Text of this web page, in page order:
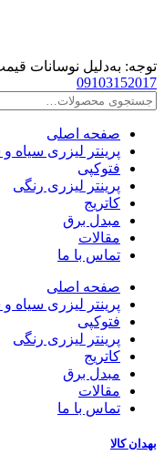
محتوا
توجه: به‌دلیل نوسانات
09103152017
جستجو
صفحه اصلی
پرینتر لیزری سیاه
فتوکپی
پرینتر لیزری رنگی
کاتریج
مبدل برق
مقالات
تماس با ما
صفحه اصلی
پرینتر لیزری سیاه
فتوکپی
پرینتر لیزری رنگی
کاتریج
مبدل برق
مقالات
تماس با ما
بهدان کالا